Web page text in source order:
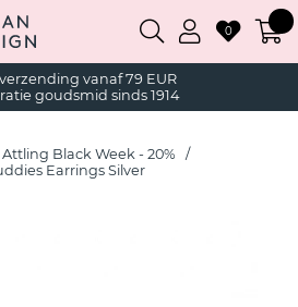
vanaf 79 EUR
goudsmid sinds 1914
0
Attling Black Week - 20%
Earrings Silver